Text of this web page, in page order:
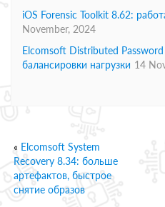
iOS Forensic Toolkit 8.62:
November, 2024
Elcomsoft Distributed
балансировки нагрузки 14
« Elcomsoft System
Recovery 8.34: больше
артефактов, быстрое
снятие образов